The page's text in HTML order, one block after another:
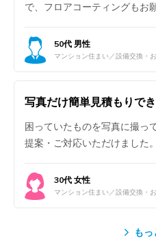
で、フロアコーティングもお
50代 男性
マンション住まい／設備交換・
写真だけ簡単見積もりで
困っていたものを写真に撮っ
提案・ご対応いただけました
30代 女性
マンション住まい／設備交換・
も